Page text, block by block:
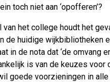
toch niet aan ‘opofferen’?
het college houdt het
de huidige wijkbibliotheken
in de nota dat ‘de omvang
is van de keuzes voor
goede voorzieningen in